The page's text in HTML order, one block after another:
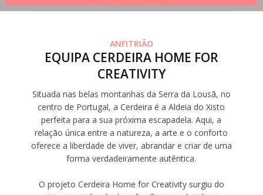
ANFITRIÃO
EQUIPA CERDEIRA HOME FOR
CREATIVITY
Situada nas belas montanhas da Serra da Lousã, no
centro de Portugal, a Cerdeira é a Aldeia do Xisto
perfeita para a sua próxima escapadela. Aqui, a
relação única entre a natureza, a arte e o conforto
oferece a liberdade de viver, abrandar e criar de uma
forma verdadeiramente autêntica.
O projeto Cerdeira Home for Creativity surgiu do